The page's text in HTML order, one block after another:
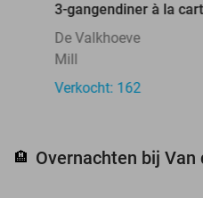
3-gangendiner à la
De Valkhoeve
Mill
Verkocht: 162
🏨 Overnachten bij Van